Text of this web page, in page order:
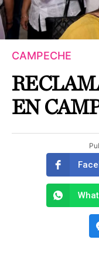
CAMPECHE
EN